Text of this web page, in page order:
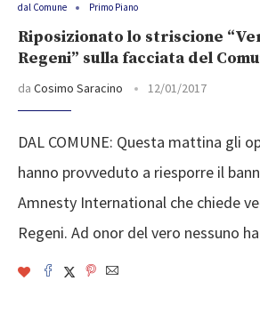
dal Comune Primo Piano
Riposizionato lo striscione
Regeni” sulla facciata del
da Cosimo Saracino 12/01/2017
DAL COMUNE: Questa mattina gli
hanno provveduto a riesporre il
Amnesty International che chiede
Regeni. Ad onor del vero nessuno